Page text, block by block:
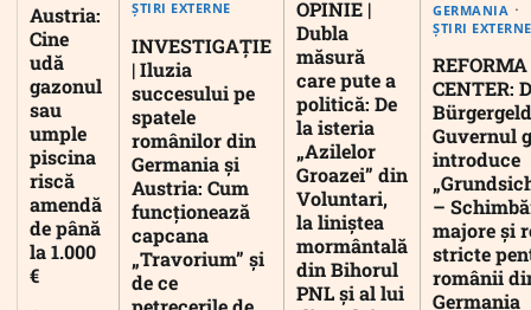
Austria:
Cine
udă
gazonul
sau
umple
piscina
riscă
amendă
de până
la 1.000
€
ȘTIRI EXTERNE
INVESTIGAȚIE
| Iluzia
succesului pe
spatele
românilor din
Germania și
Austria: Cum
funcționează
capcana
„Travorium” și
de ce
OPINIE |
Dubla
măsură
care pute a
politică: De
la isteria
„Azilelor
Groazei” din
Voluntari,
la liniștea
mormântală
din Bihorul
PNL și al lui
GERMANIA
ȘTIRI EXTERNE
CENTER:
Guvernul
introduce
–
majore și
stricte
românii
Germania